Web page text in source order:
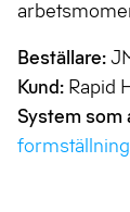
Beställare:
Kund: Rapid
System som